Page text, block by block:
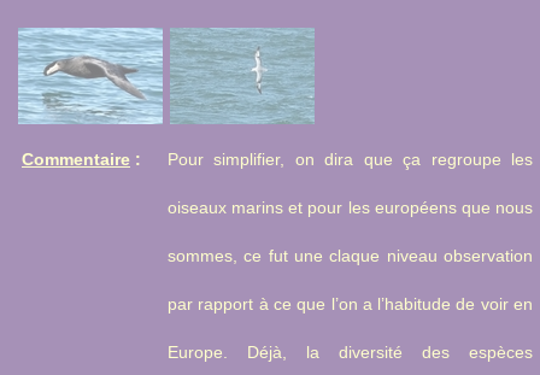
Commentaire : Pour simplifier, on dira que ça regroupe les
oiseaux marins et pour les européens que nous
sommes, ce fut une claque niveau observation
par rapport à ce que l’on a l’habitude de voir en
Europe. Déjà, la diversité des espèces